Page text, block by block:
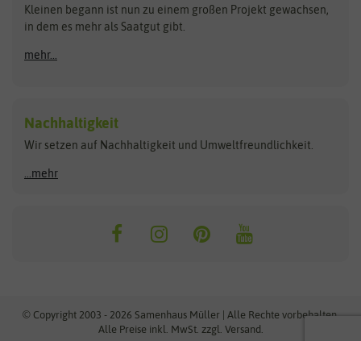
Anzucht & Gartenzubehör
Anzuchtschalen
Heizmatte & Heizkabel
Kokos-Quelltabletten
Zimmergewächshaus
Maissamen
Bûten Birds
Carl Pabst
Flora Elite
Florissa
Flortis
Franchi Sementi
Hortitops
JUB Holland
Küpper
Kleinen begann ist nun zu einem großen Projekt gewachsen,
in dem es mehr als Saatgut gibt.
mehr...
Nachhaltigkeit
Wir setzen auf Nachhaltigkeit und Umweltfreundlichkeit.
...mehr
© Copyright 2003 - 2026 Samenhaus Müller | Alle Rechte vorbehalten.
Alle Preise inkl. MwSt. zzgl. Versand.